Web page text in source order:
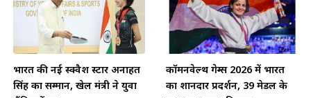
भारत की नई स्क्वैश स्टार अनाहत
सिंह का सम्मान, खेल मंत्री ने युवा
कॉमनवेल्थ गेम्स 2026 में भारत
का शानदार प्रदर्शन, 39 मेडल के